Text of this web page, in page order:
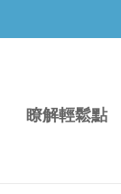
瞭解輕鬆點